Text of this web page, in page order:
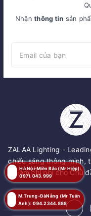
Nhậnthông tin sản
ZALAA Lighting -
chiếu sáng thông minh,
kiệm chi phí cho Chủ
Hà Nội-Miền Bắc (Mr Hiệp):
0971.043.999
M.Trung-ĐàNẵng (Mr Tuấn
Anh): 094.2344.888